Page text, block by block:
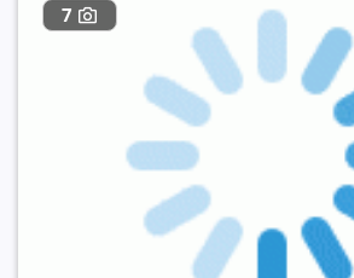
7